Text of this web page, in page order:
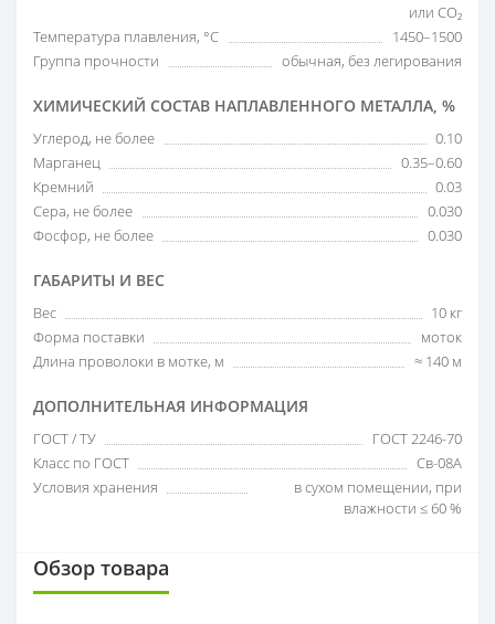
или CO₂
Температура плавления, °C
1450–1500
Группа прочности
обычная, без легирования
ХИМИЧЕСКИЙ СОСТАВ НАПЛАВЛЕННОГО МЕТАЛЛА, %
Углерод, не более
0.10
Марганец
0.35–0.60
Кремний
0.03
Сера, не более
0.030
Фосфор, не более
0.030
ГАБАРИТЫ И ВЕС
Вес
10 кг
Форма поставки
моток
Длина проволоки в мотке, м
≈ 140 м
ДОПОЛНИТЕЛЬНАЯ ИНФОРМАЦИЯ
ГОСТ / ТУ
ГОСТ 2246-70
Класс по ГОСТ
Св-08А
Условия хранения
в сухом помещении, при
влажности ≤ 60 %
Обзор товара